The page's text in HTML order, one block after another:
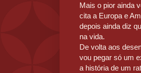
Mais o pior ainda
cita a Europa e
depois ainda diz
na vida.
De volta aos
vou pegar só um
a história de um